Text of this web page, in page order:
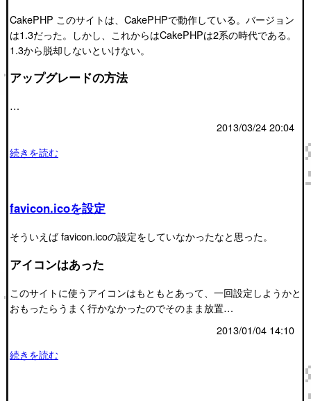
CakePHP このサイトは、CakePHPで動作している。バージョン
は1.3だった。しかし、これからはCakePHPは2系の時代である。
1.3から脱却しないといけない。
アップグレードの方法
…
2013/03/24 20:04
続きを読む
favicon.icoを設定
そういえば favicon.icoの設定をしていなかったなと思った。
アイコンはあった
このサイトに使うアイコンはもともとあって、一回設定しようかと
おもったらうまく行かなかったのでそのまま放置…
2013/01/04 14:10
続きを読む